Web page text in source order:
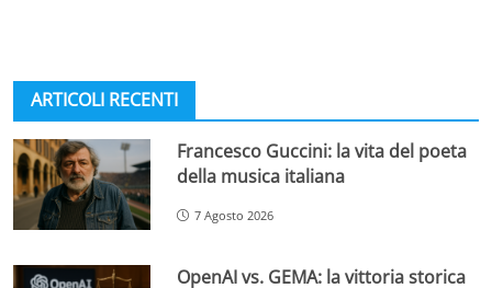
ARTICOLI RECENTI
Francesco Guccini: la vita del poeta
della musica italiana
7 Agosto 2026
OpenAI vs. GEMA: la vittoria storica